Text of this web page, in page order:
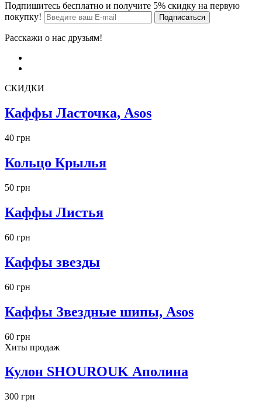
Подпишитесь бесплатно и получите 5% скидку на первую
покупку!
Расскажи о нас друзьям!
СКИДКИ
Каффы Ласточка, Asos
40 грн
Кольцо Крылья
50 грн
Каффы Листья
60 грн
Каффы звезды
60 грн
Каффы Звездные шипы, Asos
60 грн
Хиты продаж
Кулон SHOUROUK Аполина
300 грн